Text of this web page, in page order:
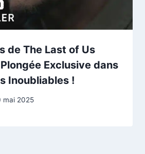
de The Last of Us
Exclusive dans
Inoubliables !
mai 2025